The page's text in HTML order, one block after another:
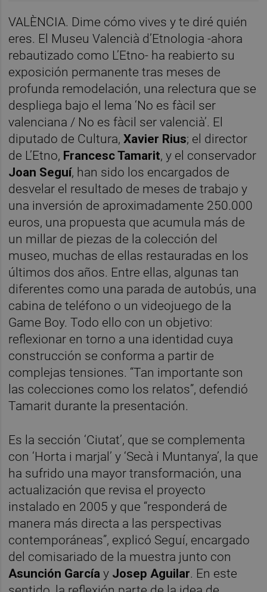
VALÈNCIA. Dime cómo vives y te diré quién
eres. El Museu Valencià d’Etnologia -ahora
rebautizado como L’Etno- ha reabierto su
exposición permanente tras meses de
profunda remodelación, una relectura que se
despliega bajo el lema ‘No es fàcil ser
valenciana / No es fàcil ser valencià’. El
diputado de Cultura,Xavier Rius; el director
de L’Etno, Francesc Tamarit, y el conservador
Joan Seguí, han sido los encargados de
desvelar el resultado de meses de trabajo y
una inversión de aproximadamente 250.000
euros, una propuesta que acumula más de
un millar de piezas de la colección del
museo, muchas de ellas restauradas en los
últimos dos años. Entre ellas, algunas tan
diferentes como una parada de autobús, una
cabina de teléfono o un videojuego de la
Game Boy. Todo ello con un objetivo:
reflexionar en torno a una identidad cuya
construcción se conforma a partir de
complejas tensiones. “Tan importante son
las colecciones como los relatos”, defendió
Tamarit durante la presentación.
Es la sección ‘Ciutat’, que se complementa
con ‘Horta i marjal’ y ‘Secà i Muntanya’, la que
ha sufrido una mayor transformación, una
actualización que revisa el proyecto
instalado en 2005 y que “responderá de
manera más directa a las perspectivas
contemporáneas”, explicó Seguí, encargado
del comisariado de la muestra junto con
Asunción Garcíay Josep Aguilar. En este